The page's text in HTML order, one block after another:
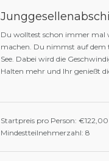
Du wolltest schon immer mal
machen. Du nimmst auf dem
See. Dabei wird die
Halten mehr und Ihr genießt
Startpreis pro Person: €122,00
Mindestteilnehmerzahl: 8